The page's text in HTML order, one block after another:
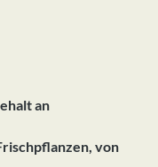
an
von